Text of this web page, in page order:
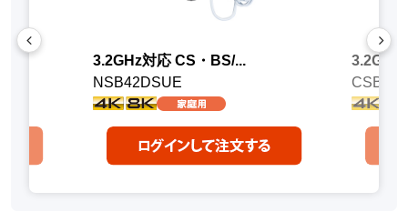
3.2GHz対応 CS・BS/...
NSB42DSUE
3.2GHz